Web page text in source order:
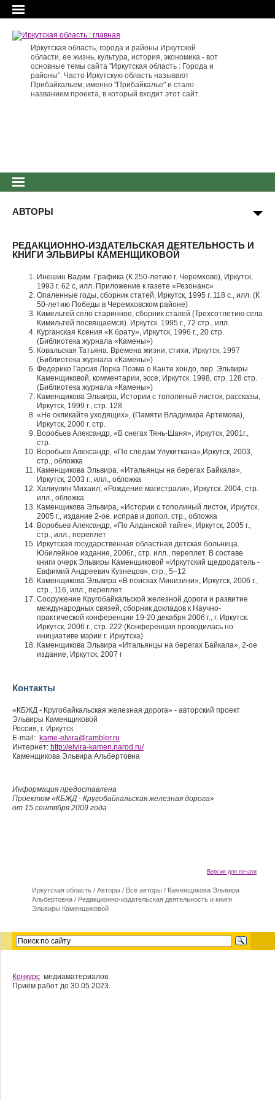
Иркутская область, города и районы Иркутской
области, ее жизнь, культура, история, экономика - вот
основные темы сайта "Иркутская область : Города и
районы". Часто Иркутскую область называют
Прибайкальем, именно "Прибайкалье" и стало
названием проекта, в который входит этот сайт.
АВТОРЫ
РЕДАКЦИОННО-ИЗДАТЕЛЬСКАЯ ДЕЯТЕЛЬНОСТЬ И
КНИГИ ЭЛЬВИРЫ КАМЕНЩИКОВОЙ
Инешин Вадим. Графика (К 250-летию г. Черемхово), Иркутск,
1993 г. 62 с, илл. Приложение к газете «Резонанс»
Опаленные годы, сборник статей, Иркутск, 1995 г. 118 с., илл. (К
50-летию Победы в Черемховском районе)
Кимельтей село старинное, сборник сталей (Трехсотлетию села
Кимильтей посвящаемся). Иркутск. 1995 г., 72 стр., илл.
Курганская Ксения «К брату», Иркутск, 1996 г., 20 стр.
(Библиотека журнала «Камены»)
Ковальская Татьяна. Времена жизни, стихи, Иркутск, 1997
(Библиотека журнала «Камены»)
Федерико Гарсия Лорка Поэма о Канте хондо, пер. Эльвиры
Каменщиковой, комментарии, эссе, Иркутск. 1998, стр. 128 стр.
(Библиотека журнала «Камены»)
Каменщикова Эльвира, Истории с тополиный листок, рассказы,
Иркутск, 1999 г., стр. 128
«Не окликайте уходящих», (Памяти Владимира Артемова),
Иркутск, 2000 г. стр.
Воробьев Александр, «В снегах Тянь-Шаня», Иркутск, 2001г.,
стр.
Воробьев Александр, «По следам Улукиткана»,Иркутск, 2003,
стр., обложка
Каменщикова Эльвира. «Итальянцы на берегах Байкала»,
Иркутск, 2003 г., илл., обложка
Халиулин Михаил, «Рождение магистрали», Иркутск. 2004, стр.
илл., обложка
Каменщикова Эльвира, «Истории с тополиный листок, Иркутск,
2005 г., издание 2-ое. исправ и допол. стр., обложка
Воробьев Александр, «По Алданской тайге», Иркутск, 2005 г.,
стр., илл., переплет
Иркутская государственная областная детская больница.
Юбилейное издание, 2006г., стр. илл., переплет. В составе
книги очерк Эльвиры Каменщиковой «Иркутский щедродатель -
Евфимий Андреевич Кузнецов», стр., 5–12
Каменщикова Эльвира «В поисках Минизини», Иркутск, 2006 г.,
стр., 116, илл., переплет
Сооружение Кругобайкальской железной дороги и развитие
международных связей, сборник докладов к Научно-
практической конференции 19-20 декабря 2006 г., г. Иркутск.
Иркутск, 2006 г., стр. 222 (Конференция проводилась но
инициативе мэрии г. Иркутска).
Каменщикова Эльвира «Итальянцы на берегах Байкала», 2-ое
издание, Иркутск, 2007 г
.
Контакты
«КБЖД - Кругобайкальская железная дорога» - авторский проект
Эльвиры Каменщиковой
Россия, г. Иркутск
E-mail: kame-elvira@rambler.ru
Интернет: http://elvira-kamen.narod.ru/
Каменщикова Эльвира Альбертовна
Информация предоставлена
Проектом «КБЖД - Кругобайкальская железная дорога»
от 15 сентября 2009 года
Версия для печати
Иркутская область / Авторы / Все авторы / Каменщикова Эльвира
Альбертовна / Редакционно-издательская деятельность и книги
Эльвиры Каменщиковой
Конкурс медиаматериалов.
Приём работ до 30.05.2023.